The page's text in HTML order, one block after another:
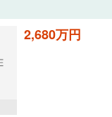
2,680万円